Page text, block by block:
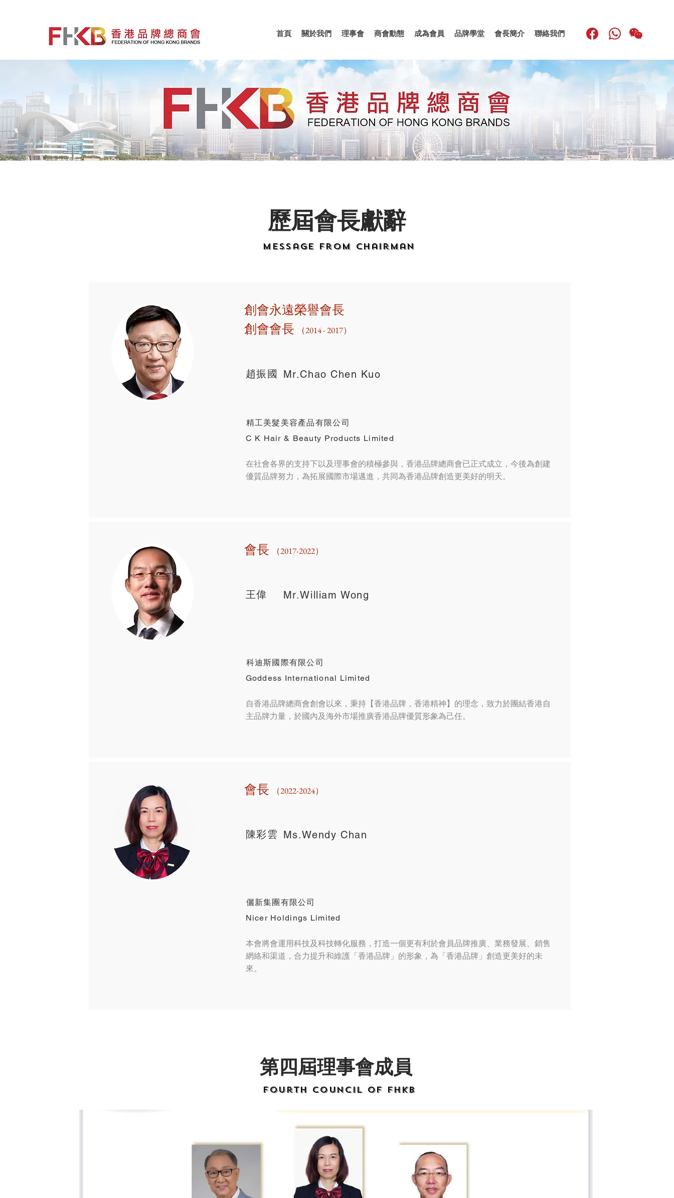
首頁 關於我們 理事會 商會動態 成為會員 品牌學堂 會長簡介 聯絡我們
​歷屆會長獻辭
Message from Chairman
​創會永遠榮譽會長
​創會會長
（2014 - 2017）
趙振國 Mr.Chao Chen Kuo
精工美髮美容產品有限公司
C K Hair & Beauty Products Limited
在社會各界的支持下以及理事會的積極參與，香港品牌總商會已正式成立，今後為創建
優質品牌努力，為拓展國際市場邁進，共同為香港品牌創造更美好的明天。
​會長 （2017-2022）
王偉 Mr.William Wong
科迪斯國際有限公司
Goddess International Limited
自香港品牌總商會創會以來，秉持【香港品牌，香港精神】的理念，致力於團結香港自
主品牌力量，於國內及海外市場推廣香港品牌優質形象為己任。
​會長 （2022-2024）
陳彩雲 Ms.Wendy Chan
儷新集團有限公司
Nicer Holdings Limited
本會將會運用科技及科技轉化服務，打造一個更有利於會員品牌推廣、業務發展、銷售
網絡和渠道，合力提升和維護「香港品牌」的形象，為「香港品牌」創造更美好的未
來。
第四屆理事會成員
Fourth council of FHKB